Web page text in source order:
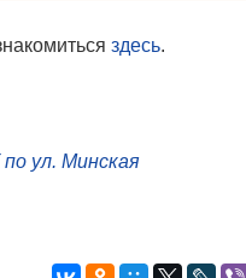
здесь.
ул. Минская